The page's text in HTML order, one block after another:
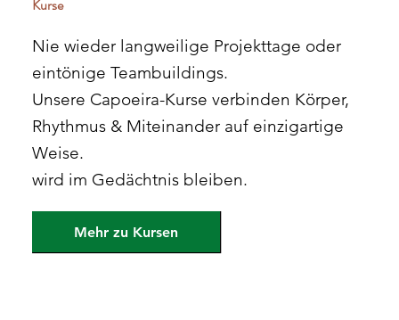
Kurse
Nie wieder langweilige Projekttage oder
eintönige Teambuildings.
Unsere Capoeira-Kurse verbinden Körper,
Rhythmus & Miteinander auf einzigartige
Weise.
wird im Gedächtnis bleiben.
Mehr zu Kursen